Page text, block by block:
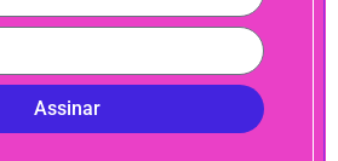
Assinar